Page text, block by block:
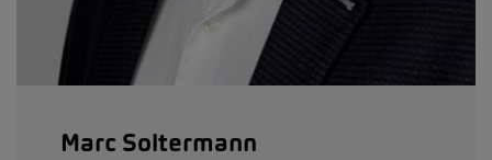
Marc Soltermann